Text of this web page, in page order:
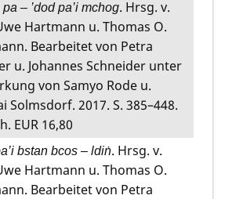
pa – ’dod pa’i mchog. Hrsg. v.
Hartmann u. Thomas O.
Bearbeitet von Petra
u. Johannes Schneider unter
von Samyo Rode u.
Solmsdorf. 2017. S. 385–448.
EUR 16,80
bstan bcos – ldiṅ. Hrsg. v.
Hartmann u. Thomas O.
Bearbeitet von Petra